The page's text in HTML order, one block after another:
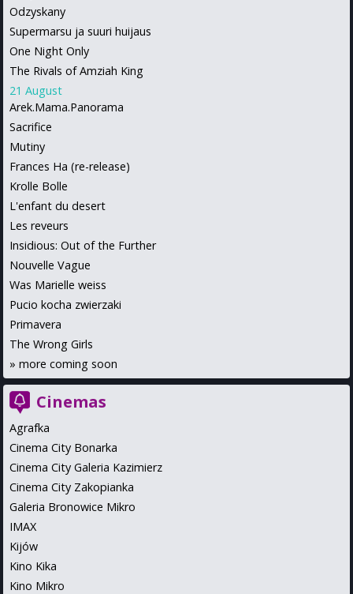
Odzyskany
Supermarsu ja suuri huijaus
One Night Only
The Rivals of Amziah King
21 August
Arek.Mama.Panorama
Sacrifice
Mutiny
Frances Ha (re-release)
Krolle Bolle
L'enfant du desert
Les reveurs
Insidious: Out of the Further
Nouvelle Vague
Was Marielle weiss
Pucio kocha zwierzaki
Primavera
The Wrong Girls
» more coming soon
Cinemas
Agrafka
Cinema City Bonarka
Cinema City Galeria Kazimierz
Cinema City Zakopianka
Galeria Bronowice Mikro
IMAX
Kijów
Kino Kika
Kino Mikro